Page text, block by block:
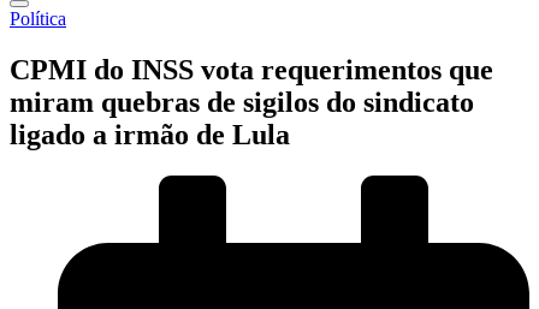
Política
CPMI do INSS vota requerimentos que
miram quebras de sigilos do sindicato
ligado a irmão de Lula